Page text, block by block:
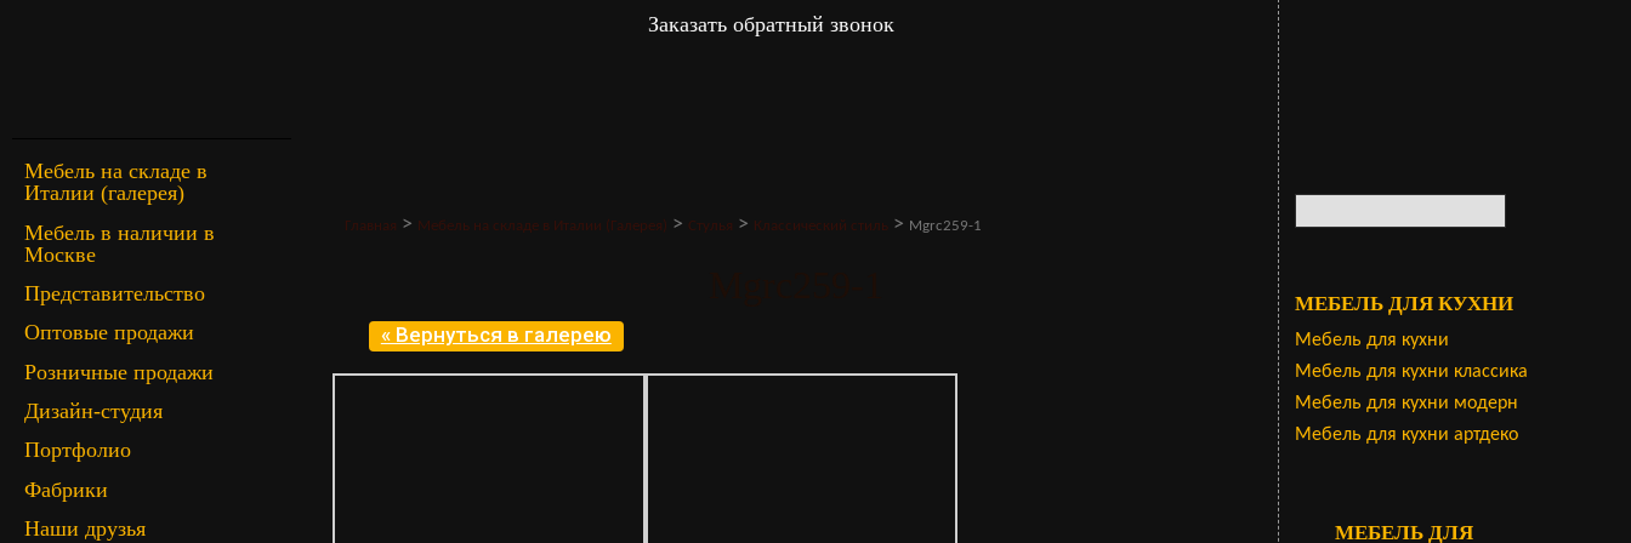
Заказать обратный звонок
Мебель на складе в
Италии (галерея)
Мебель в наличии в
Москве
Представительство
Оптовые продажи
Розничные продажи
Дизайн-студия
Портфолио
Фабрики
Наши друзья
Главная > Мебель на складе в Италии (Галерея) > Стулья > Классический стиль > Mgrc259-1
« Вернуться в галерею
МЕБЕЛЬ ДЛЯ КУХНИ
Мебель для кухни
Мебель для кухни классика
Мебель для кухни модерн
Мебель для кухни артдеко
МЕБЕЛЬ ДЛЯ